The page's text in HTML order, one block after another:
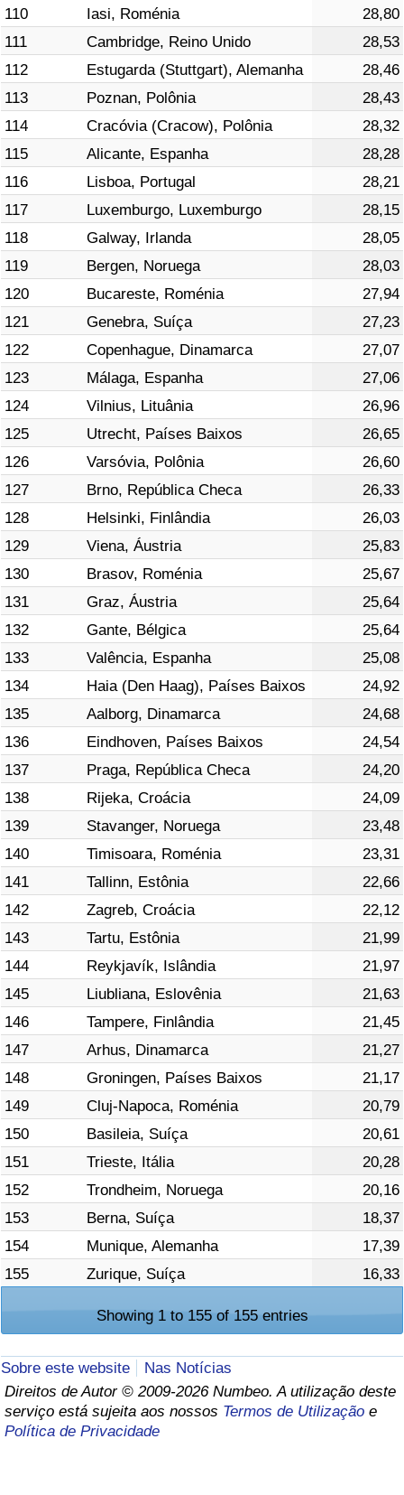
110
Iasi, Roménia
28,80
111
Cambridge, Reino Unido
28,53
112
Estugarda (Stuttgart), Alemanha
28,46
113
Poznan, Polônia
28,43
114
Cracóvia (Cracow), Polônia
28,32
115
Alicante, Espanha
28,28
116
Lisboa, Portugal
28,21
117
Luxemburgo, Luxemburgo
28,15
118
Galway, Irlanda
28,05
119
Bergen, Noruega
28,03
120
Bucareste, Roménia
27,94
121
Genebra, Suíça
27,23
122
Copenhague, Dinamarca
27,07
123
Málaga, Espanha
27,06
124
Vilnius, Lituânia
26,96
125
Utrecht, Países Baixos
26,65
126
Varsóvia, Polônia
26,60
127
Brno, República Checa
26,33
128
Helsinki, Finlândia
26,03
129
Viena, Áustria
25,83
130
Brasov, Roménia
25,67
131
Graz, Áustria
25,64
132
Gante, Bélgica
25,64
133
Valência, Espanha
25,08
134
Haia (Den Haag), Países Baixos
24,92
135
Aalborg, Dinamarca
24,68
136
Eindhoven, Países Baixos
24,54
137
Praga, República Checa
24,20
138
Rijeka, Croácia
24,09
139
Stavanger, Noruega
23,48
140
Timisoara, Roménia
23,31
141
Tallinn, Estônia
22,66
142
Zagreb, Croácia
22,12
143
Tartu, Estônia
21,99
144
Reykjavík, Islândia
21,97
145
Liubliana, Eslovênia
21,63
146
Tampere, Finlândia
21,45
147
Arhus, Dinamarca
21,27
148
Groningen, Países Baixos
21,17
149
Cluj-Napoca, Roménia
20,79
150
Basileia, Suíça
20,61
151
Trieste, Itália
20,28
152
Trondheim, Noruega
20,16
153
Berna, Suíça
18,37
154
Munique, Alemanha
17,39
155
Zurique, Suíça 16,33
Showing 1 to 155 of 155 entries
Sobre este website
Nas Notícias
Direitos de Autor © 2009-2026 Numbeo. A utilização deste
serviço está sujeita aos nossos Termos de Utilização e
Política de Privacidade